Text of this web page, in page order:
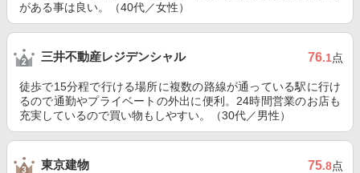
がある事は良い。（40代／女性）
三井不動産レジデンシャル 76.1点
徒歩で15分程で行ける場所に複数の路線が通っている駅に行け
るので通勤やプライベートの外出に便利。24時間営業のお店も
充実しているので買い物もしやすい。（30代／男性）
東京建物 75.8点